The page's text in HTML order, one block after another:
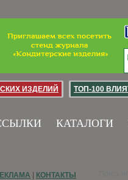
ИЗДЕЛИЙ ТОП-100
КАТАЛОГИ
КОНТАКТЫ